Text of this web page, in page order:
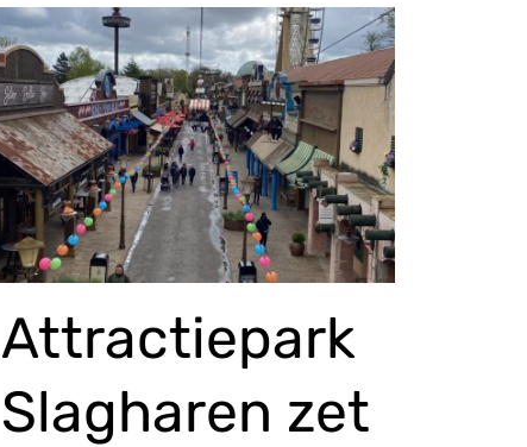
Attractiepark
Slagharen zet